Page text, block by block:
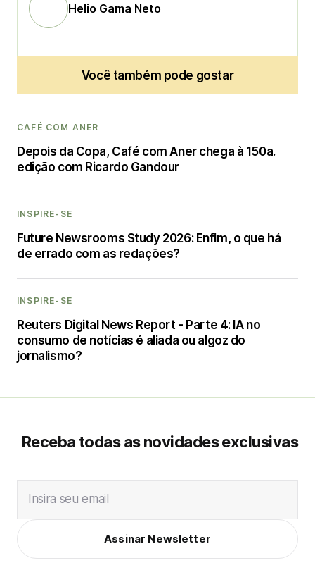
Helio Gama Neto
Você também pode gostar
CAFÉ COM ANER
Depois da Copa, Café com Aner chega à 150a.
edição com Ricardo Gandour
INSPIRE-SE
Future Newsrooms Study 2026: Enfim, o que há
de errado com as redações?
INSPIRE-SE
Reuters Digital News Report - Parte 4: IA no
consumo de notícias é aliada ou algoz do
jornalismo?
Receba todas as novidades exclusivas
Insira seu email
Assinar Newsletter